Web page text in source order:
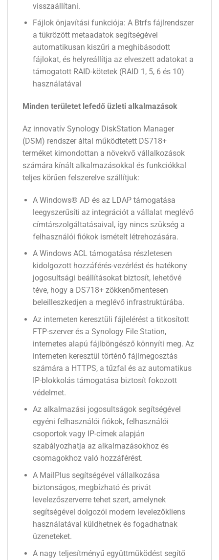
visszaállítani.
Fájlok önjavítási funkciója: A Btrfs fájlrendszer
a tükrözött metaadatok segítségével
automatikusan kiszűri a meghibásodott
fájlokat, és helyreállítja az elveszett adatokat a
támogatott RAID-kötetek (RAID 1, 5, 6 és 10)
használatával
Minden területet lefedő üzleti alkalmazások
Az innovatív Synology DiskStation Manager
(DSM) rendszer által működtetett DS718+
terméket kimondottan a növekvő vállalkozások
számára kínált alkalmazásokkal és funkciókkal
teljes körűen felszerelve szállítjuk:
A Windows® AD és az LDAP támogatása
leegyszerűsíti az integrációt a vállalat meglévő
címtárszolgáltatásaival, így nincs szükség a
felhasználói fiókok ismételt létrehozására.
A Windows ACL támogatása részletesen
kidolgozott hozzáférés-vezérlést és hatékony
jogosultsági beállításokat biztosít, lehetővé
téve, hogy a DS718+ zökkenőmentesen
beleilleszkedjen a meglévő infrastruktúrába.
Az interneten keresztüli fájlelérést a titkosított
FTP-szerver és a Synology File Station,
internetes alapú fájlböngésző könnyíti meg. Az
interneten keresztül történő fájlmegosztás
számára a HTTPS, a tűzfal és az automatikus
IP-blokkolás támogatása biztosít fokozott
védelmet.
Az alkalmazási jogosultságok segítségével
egyéni felhasználói fiókok, felhasználói
csoportok vagy IP-címek alapján
szabályozhatja az alkalmazásokhoz és
csomagokhoz való hozzáférést.
A MailPlus segítségével vállalkozása
biztonságos, megbízható és privát
levelezőszerverre tehet szert, amelynek
segítségével dolgozói modern levelezőkliens
használatával küldhetnek és fogadhatnak
üzeneteket.
A nagy teljesítményű együttműködést segítő